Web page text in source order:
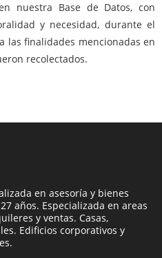
nuestra Base de Datos, con
y necesidad, durante el
las finalidades mencionadas en
recolectados.
en asesoría y bienes
años. Especializada en areas
y ventas. Casas,
Edificios corporativos y